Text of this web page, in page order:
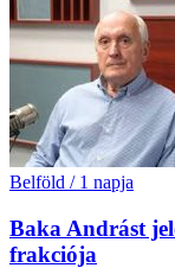
Belföld / 1 napja
Baka Andrást
frakciója